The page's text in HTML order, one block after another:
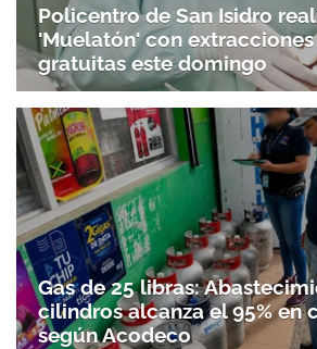
Policentro de San Isidro
'Muelatón' con
gratuitas este domingo
Gas de 25 libras:
cilindros alcanza el 95% en
según Acodeco